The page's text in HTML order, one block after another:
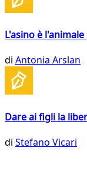
L'asino è
di Antonia Arslan
Dare ai figli la
di Stefano Vicari